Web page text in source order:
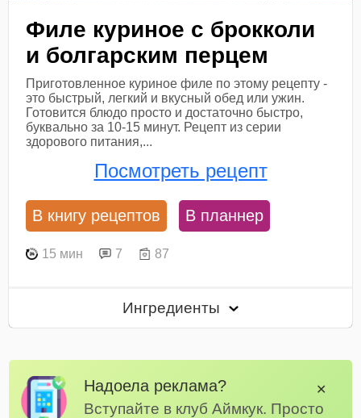
Филе куриное с брокколи
и болгарским перцем
Приготовленное куриное филе по этому рецепту -
это быстрый, легкий и вкусный обед или ужин.
Готовится блюдо просто и достаточно быстро,
буквально за 10-15 минут. Рецепт из серии
здорового питания,...
Посмотреть рецепт
В книгу рецептов В планнер
15 мин 7 87
Ингредиенты
Надоела реклама?
Вступайте в клуб Аймкук. Просто
✕